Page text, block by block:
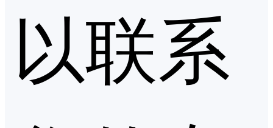
以联系